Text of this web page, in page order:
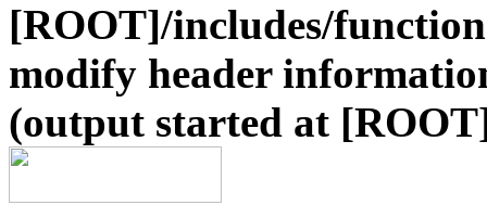
[ROOT]/includes/
modify header
(output started at